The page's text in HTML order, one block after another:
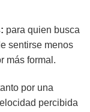
para quien busca
sentirse menos
más formal.
por una
percibida